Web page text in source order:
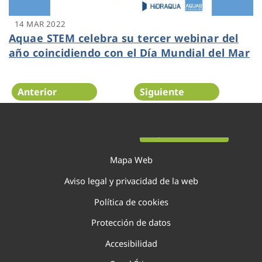
14 MAR 2022
Aquae STEM celebra su tercer webinar del
año coincidiendo con el Día Mundial del Mar
Anterior Siguiente
Mapa Web
Aviso legal y privacidad de la web
Política de cookies
Protección de datos
Accesibilidad